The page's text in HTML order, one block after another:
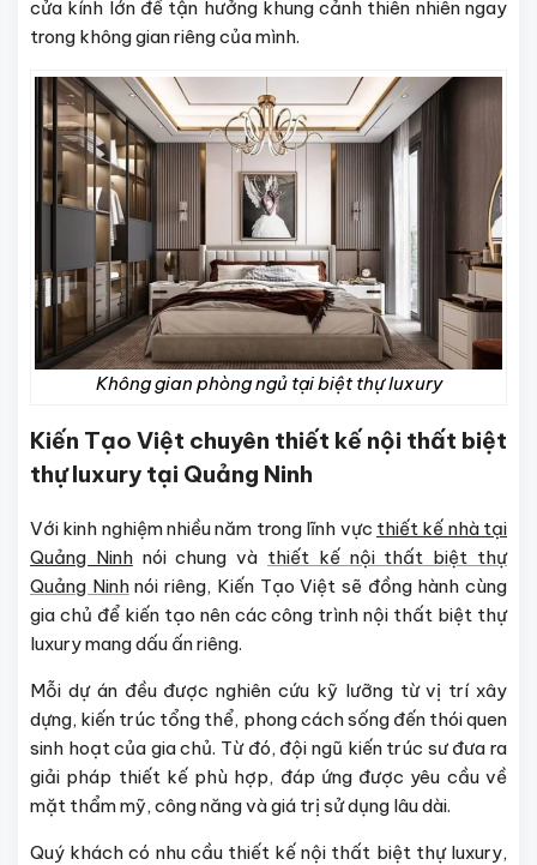
cửa kính lớn để tận hưởng khung cảnh thiên nhiên ngay
trong không gian riêng của mình.
Không gian phòng ngủ tại biệt thự luxury
Kiến Tạo Việt chuyên thiết kế nội thất biệt
thự luxury tại Quảng Ninh
Với kinh nghiệm nhiều năm trong lĩnh vực thiết kế nhà tại
Quảng Ninhnói chung và thiết kế nội thất biệt thự
Quảng Ninhnói riêng, Kiến Tạo Việt sẽ đồng hành cùng
gia chủ để kiến tạo nên các công trình nội thất biệt thự
luxury mang dấu ấn riêng.
Mỗi dự án đều được nghiên cứu kỹ lưỡng từ vị trí xây
dựng, kiến trúc tổng thể, phong cách sống đến thói quen
sinh hoạt của gia chủ. Từ đó, đội ngũ kiến trúc sư đưa ra
giải pháp thiết kế phù hợp, đáp ứng được yêu cầu về
mặt thẩm mỹ, công năng và giá trị sử dụng lâu dài.
Quý khách có nhu cầu thiết kế nội thất biệt thự luxury,